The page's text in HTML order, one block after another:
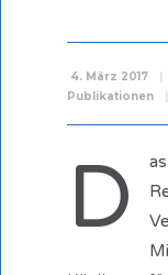
4. März 2017 |
Publikationen
|
D